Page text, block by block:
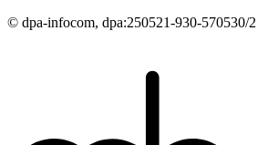
© dpa-infocom, dpa:250521-930-570530/2